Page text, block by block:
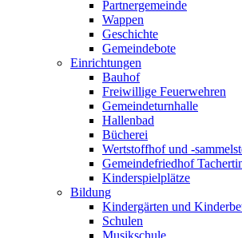
Partnergemeinde
Wappen
Geschichte
Gemeindebote
Einrichtungen
Bauhof
Freiwillige Feuerwehren
Gemeindeturnhalle
Hallenbad
Bücherei
Wertstoffhof und -
Gemeindefriedhof
Kinderspielplätze
Bildung
Kindergärten und
Schulen
Musikschule